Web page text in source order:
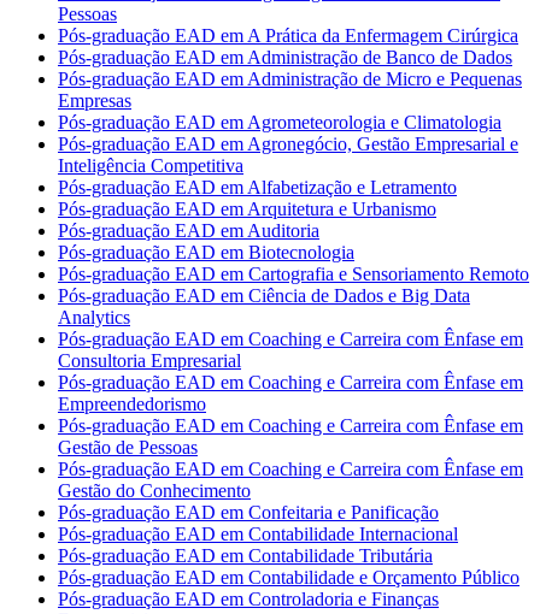
Pessoas
Pós-graduação EAD em A Prática da Enfermagem Cirúrgica
Pós-graduação EAD em Administração de Banco de Dados
Pós-graduação EAD em Administração de Micro e Pequenas
Empresas
Pós-graduação EAD em Agrometeorologia e Climatologia
Pós-graduação EAD em Agronegócio, Gestão Empresarial e
Inteligência Competitiva
Pós-graduação EAD em Alfabetização e Letramento
Pós-graduação EAD em Arquitetura e Urbanismo
Pós-graduação EAD em Auditoria
Pós-graduação EAD em Biotecnologia
Pós-graduação EAD em Cartografia e Sensoriamento Remoto
Pós-graduação EAD em Ciência de Dados e Big Data
Analytics
Pós-graduação EAD em Coaching e Carreira com Ênfase em
Consultoria Empresarial
Pós-graduação EAD em Coaching e Carreira com Ênfase em
Empreendedorismo
Pós-graduação EAD em Coaching e Carreira com Ênfase em
Gestão de Pessoas
Pós-graduação EAD em Coaching e Carreira com Ênfase em
Gestão do Conhecimento
Pós-graduação EAD em Confeitaria e Panificação
Pós-graduação EAD em Contabilidade Internacional
Pós-graduação EAD em Contabilidade Tributária
Pós-graduação EAD em Contabilidade e Orçamento Público
Pós-graduação EAD em Controladoria e Finanças